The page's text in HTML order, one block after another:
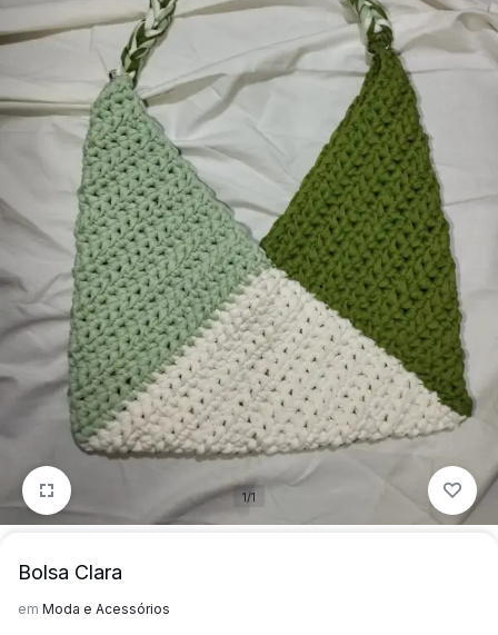
trabalho
decente
para
quem
mais
precisa!
1/1
Bolsa Clara
em Moda e Acessórios